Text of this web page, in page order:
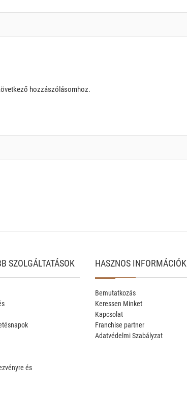
hozzászólásomhoz.
SZOLGÁLTATÁSOK
és
HASZNOS INFORMÁCIÓK
Bemutatkozás
Keressen Minket
Kapcsolat
Franchise partner
Adatvédelmi Szabályzat